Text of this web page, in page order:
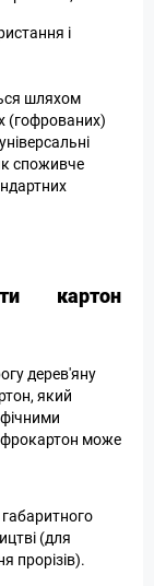
і
шляхом
(гофрованих)
споживче
картон
дерев'яну
який
може
габаритного
(для
прорізів).